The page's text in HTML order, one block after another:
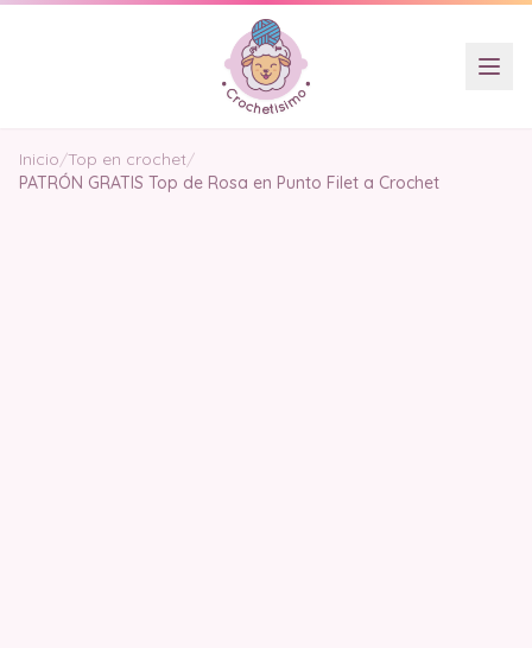
Inicio/Top en crochet/
PATRÓN GRATIS Top de Rosa en Punto Filet a Crochet